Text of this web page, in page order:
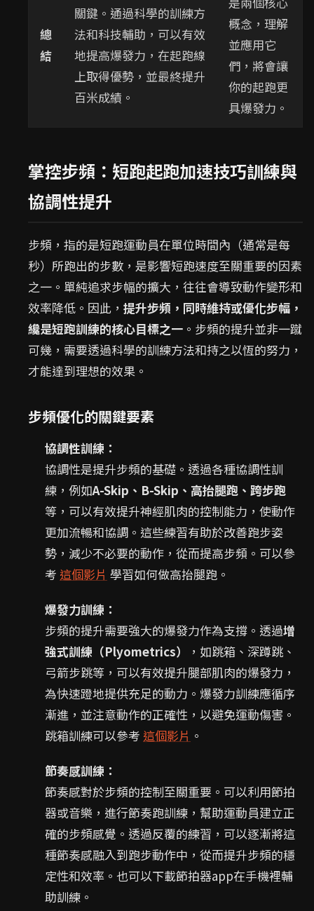
總
結
關鍵。通過科學的訓練方
法和科技輔助，可以有效
地提高爆發力，在起跑線
上取得優勢，並最終提升
百米成績。
概念，理解
並應用它
們，將會讓
你的起跑更
具爆發力。
掌控步頻：短跑起跑加速技巧訓練與
協調性提升
步頻，指的是短跑運動員在單位時間內（通常是每
秒）所跑出的步數，是影響短跑速度至關重要的因素
之一。單純追求步幅的擴大，往往會導致動作變形和
效率降低。因此， 提升步頻，同時維持或優化步幅，
纔是短跑訓練的核心目標之一 。步頻的提升並非一蹴
可幾，需要透過科學的訓練方法和持之以恆的努力，
才能達到理想的效果。
步頻優化的關鍵要素
協調性訓練：
協調性是提升步頻的基礎。透過各種協調性訓
練，例如A-Skip、B-Skip、高抬腿跑、跨步跑
等，可以有效提升神經肌肉的控制能力，使動作
更加流暢和協調。這些練習有助於改善跑步姿
勢，減少不必要的動作，從而提高步頻。可以參
考 這個影片 學習如何做高抬腿跑。
爆發力訓練：
步頻的提升需要強大的爆發力作為支撐。透過增
強式訓練（Plyometrics）
，如跳箱、深蹲跳、
弓箭步跳等，可以有效提升腿部肌肉的爆發力，
為快速蹬地提供充足的動力。爆發力訓練應循序
漸進，並注意動作的正確性，以避免運動傷害。
跳箱訓練可以參考 這個影片 。
節奏感訓練：
節奏感對於步頻的控制至關重要。可以利用節拍
器或音樂，進行節奏跑訓練，幫助運動員建立正
確的步頻感覺。透過反覆的練習，可以逐漸將這
種節奏感融入到跑步動作中，從而提升步頻的穩
定性和效率。也可以下載節拍器app在手機裡輔
助訓練。